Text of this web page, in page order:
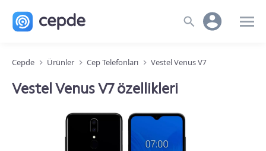
Cepde Ürünler Cep Telefonları Vestel Venus V7
Vestel Venus V7 özellikleri